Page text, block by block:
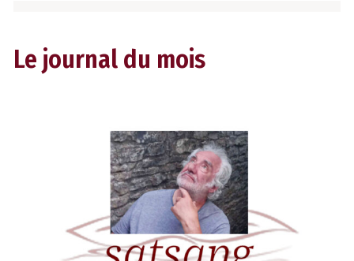
Le journal du mois